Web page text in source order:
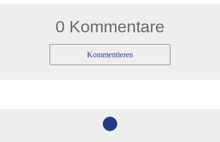
0 Kommentare
Kommentieren